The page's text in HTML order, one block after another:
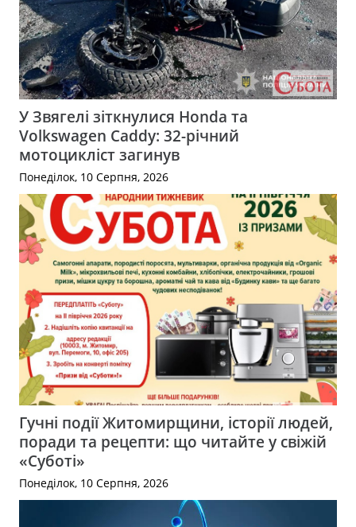
У Звягелі зіткнулися Honda та
Volkswagen Caddy: 32-річний
мотоцикліст загинув
Понеділок, 10 Серпня, 2026
Гучні події Житомирщини, історії людей,
поради та рецепти: що читайте у свіжій
«Суботі»
Понеділок, 10 Серпня, 2026